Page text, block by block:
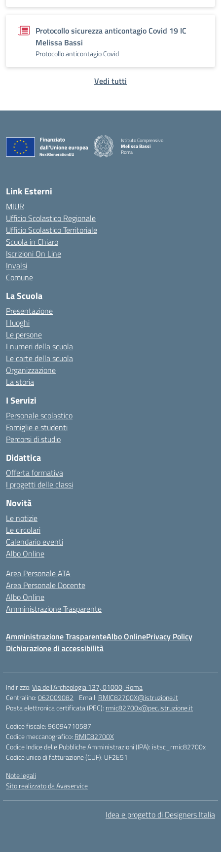
Protocollo sicurezza anticontagio Covid 19 IC
Melissa Bassi
Protocollo anticontagio Covid
Vedi tutti
Istituto Comprensivo
Melissa Bassi
Roma
Link Esterni
MIUR
Ufficio Scolastico Regionale
Ufficio Scolastico Territoriale
Scuola in Chiaro
Iscrizioni On Line
Invalsi
Comune
La Scuola
Presentazione
I luoghi
Le persone
I numeri della scuola
Le carte della scuola
Organizzazione
La storia
I Servizi
Personale scolastico
Famiglie e studenti
Percorsi di studio
Didattica
Offerta formativa
I progetti delle classi
Novità
Le notizie
Le circolari
Calendario eventi
Albo Online
Area Personale ATA
Area Personale Docente
Albo Online
Amministrazione Trasparente
Amministrazione TrasparenteAlbo OnlinePrivacy Policy
Dichiarazione di accessibilità
Indirizzo:Via dell'Archeologia 137, 01000, Roma
Centralino:062009082 Email: RMIC82700X@istruzione.it
Posta elettronica certificata (PEC): rmic82700x@pec.istruzione.it
Codice fiscale: 96094710587
Codice meccanografico: RMIC82700X
Codice Indice delle Pubbliche Amministrazioni (IPA): istsc_rmic82700x
Codice unico di fatturazione (CUF): UF2E51
Note legali
Sito realizzato da Avaservice
Idea e progetto di Designers Italia